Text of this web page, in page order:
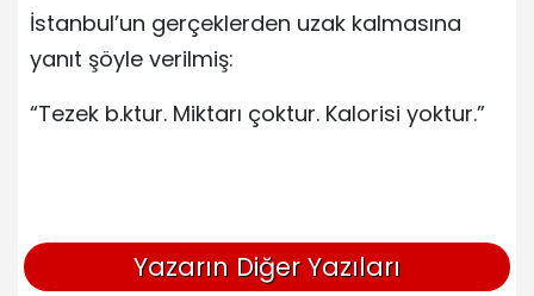
İstanbul’un gerçeklerden uzak kalmasına
yanıt şöyle verilmiş:
“Tezek b.ktur. Miktarı çoktur. Kalorisi yoktur.”
Yazarın Diğer Yazıları